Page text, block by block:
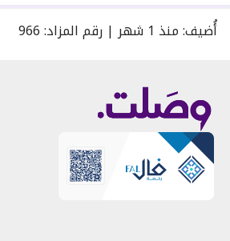
أُضيف:منذ 1 شهر | رقم المزاد:
966